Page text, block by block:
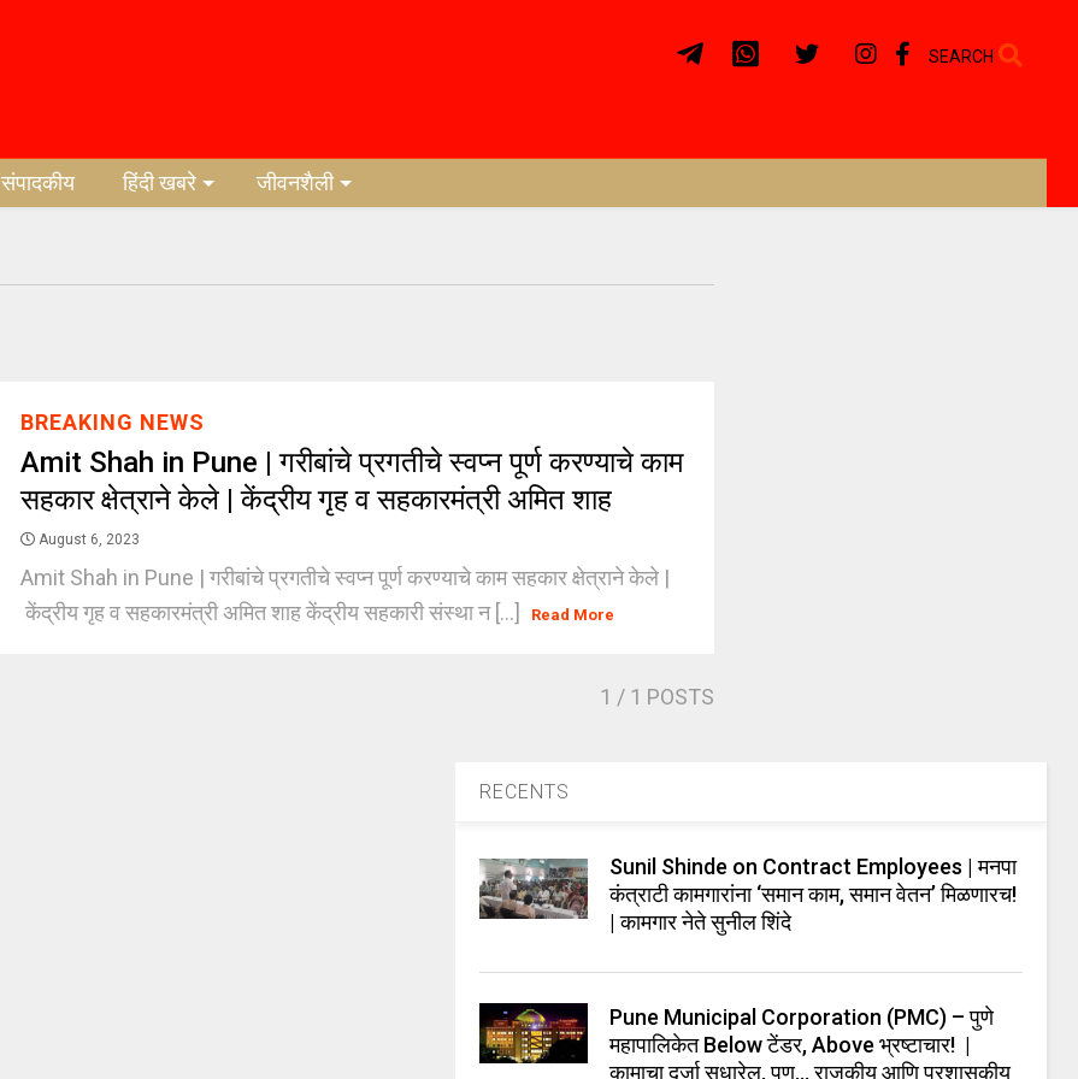
SEARCH
संपादकीय हिंदी खबरे जीवनशैली
BREAKING NEWS
Amit Shah in Pune | गरीबांचे प्रगतीचे स्वप्न पूर्ण करण्याचे काम
सहकार क्षेत्राने केले | केंद्रीय गृह व सहकारमंत्री अमित शाह
August 6, 2023
Amit Shah in Pune | गरीबांचे प्रगतीचे स्वप्न पूर्ण करण्याचे काम सहकार क्षेत्राने केले |
केंद्रीय गृह व सहकारमंत्री अमित शाह केंद्रीय सहकारी संस्था न [...]
Read More
1 / 1 POSTS
RECENTS
Sunil Shinde on Contract Employees | मनपा
कंत्राटी कामगारांना ‘समान काम, समान वेतन’ मिळणारच!
| कामगार नेते सुनील शिंदे
Pune Municipal Corporation (PMC) – पुणे
महापालिकेत Below टेंडर, Above भ्रष्टाचार! |
कामाचा दर्जा सुधारेल, पण… राजकीय आणि प्रशासकीय